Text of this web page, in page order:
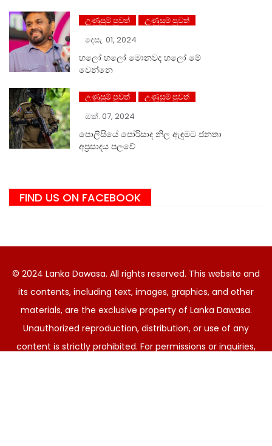
උණුසුම් පුවත්
උණුසුම් පුවත්
දෙසැ. 01, 2024
හලෝ ⁣හලෝ මොනවද හලෝ මේ
වෙන්නෙ
උණුසුම් පුවත්
උණුසුම් පුවත්
ඔක්. 07, 2024
පොලීසියේ පෝරිසාද නිල ඇඳුමට ජනතා
අප්‍රසාදය පලවේ
FIND US ON FACEBOOK
© 2024 Lanka Dawasa. All rights reserved. This website and
its contents, including text, images, graphics, and other
materials, are the exclusive property of Lanka Dawasa.
Unauthorized reproduction, distribution, or use of any
content is strictly prohibited. For permissions or inquiries,